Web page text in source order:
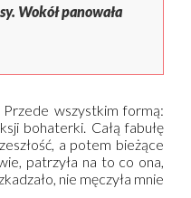
Wokół panowała
Przede wszystkim formą:
bohaterki. Całą fabułę
a potem bieżące
patrzyła na to co ona,
nie męczyła mnie